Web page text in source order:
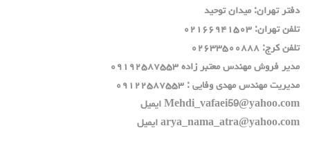
دفتر تهران: ميدان توحيد
تلفن تهران: ٠٢١٦٦٩٤١٥٠٣
تلفن كرج: ٠٢٦٣٣٥٠٠٨٨٨
مدير فروش مهندس معتبر زاده ٠٩١٩٢٥٨٧٥٥٣
مديريت مهندس مهدي وفايي : ٠٩١٢٢٥٨٧٥٥٣
Mehdi_vafaei59@yahoo.com ايميل
arya_nama_atra@yahoo.com ايميل